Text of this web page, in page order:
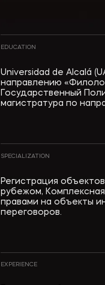
EDUCATION
Universidad de Alcalá
направлению
Государственный
магистратура по
SPECIALIZATION
Регистрация
рубежом,
правами на объекты
переговоров.
EXPERIENCE